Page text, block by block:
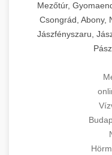
Mezőtúr,
Csongrád, Abony,
Jászfényszaru,